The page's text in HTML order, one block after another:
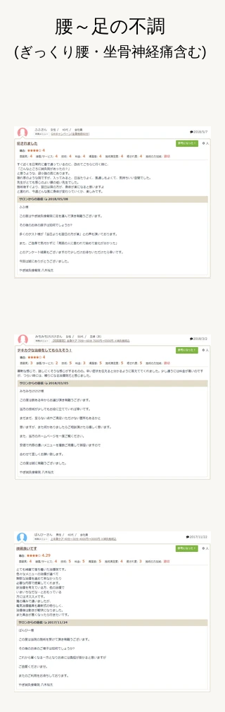
腰～足の不調
(ぎっくり腰・坐骨神経痛含む)